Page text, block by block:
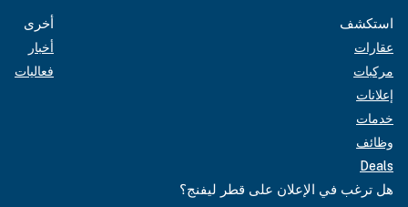
استكشف
عقارات
مركبات
إعلانات
خدمات
وظائف
Deals
أخرى
أخبار
فعاليات
هل ترغب في الإعلان على قطر ليفنج؟